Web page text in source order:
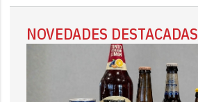
NOVEDADES DESTACADAS